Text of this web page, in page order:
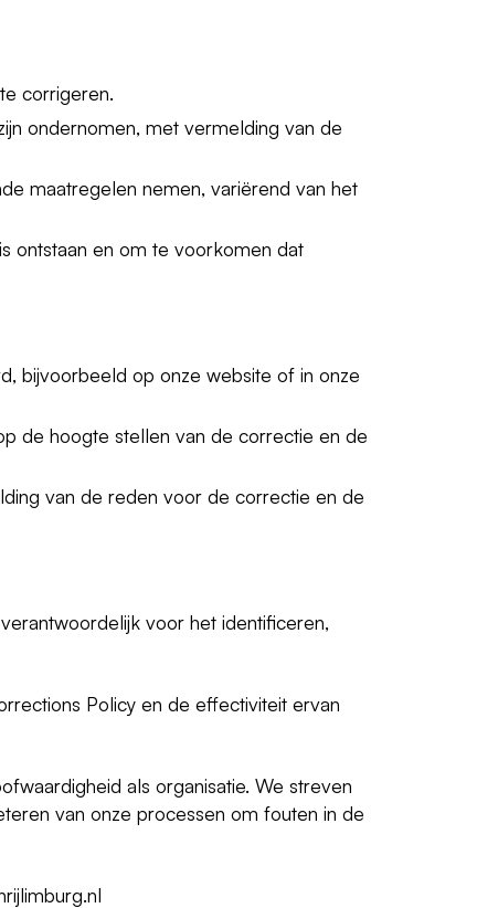
corrigeren.
ondernomen, met vermelding van de
maatregelen nemen, variërend van het
ontstaan en om te voorkomen dat
bijvoorbeeld op onze website of in onze
de hoogte stellen van de correctie en de
van de reden voor de correctie en de
voor het identificeren,
Policy en de effectiviteit ervan
als organisatie. We streven
van onze processen om fouten in de